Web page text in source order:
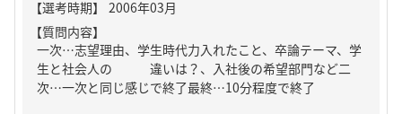
【質問内容】
一次…志望理由、学生時代力入れたこと、卒論テーマ、学
生と社会人の 違いは？、入社後の希望部門など二
次…一次と同じ感じで終了最終…10分程度で終了